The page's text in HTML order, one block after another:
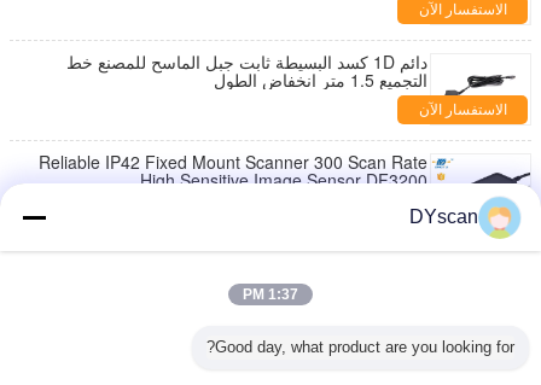
الاستفسار الآن
دائم 1D كسد البسيطة ثابت جبل الماسح للمصنع خط
التجميع 1.5 متر انخفاض الطول
الاستفسار الآن
Reliable IP42 Fixed Mount Scanner 300 Scan Rate
High Sensitive Image Sensor DF3200
الاستفسار الآن
المحمولة 1D الباركود المسح الضوئي محرك أوسب /
DYscan
1:37 PM
Good day, what product are you looking for?